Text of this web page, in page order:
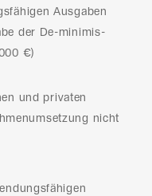
Ausgaben
der De-minimis-
€)
und privaten
nicht